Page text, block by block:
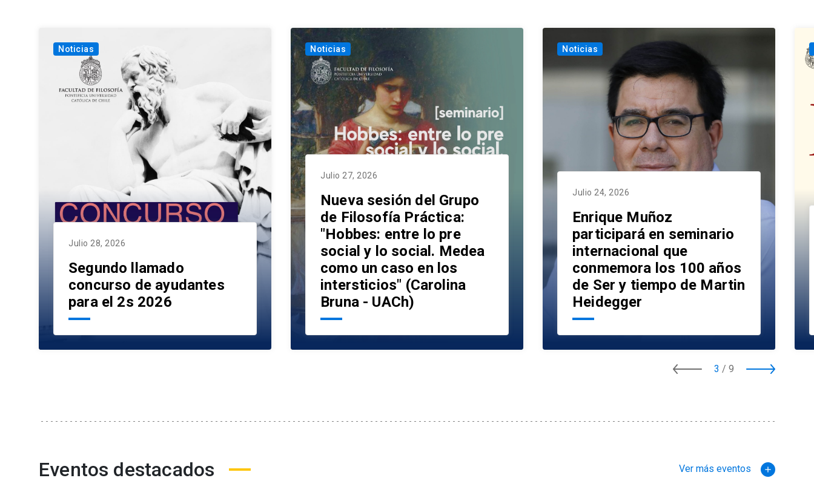
Julio 28, 2026
Segundo llamado
concurso de ayudantes
para el 2s 2026
Noticias
Julio 27, 2026
Nueva sesión del Grupo
de Filosofía Práctica:
"Hobbes: entre lo pre
social y lo social. Medea
como un caso en los
intersticios" (Carolina
Bruna - UACh)
Noticias
Julio 24, 2026
Enrique Muñoz
participará en seminario
internacional que
conmemora los 100 años
de Ser y tiempo de Martin
Heidegger
Noticias
3 / 9
Eventos destacados Ver más eventos add